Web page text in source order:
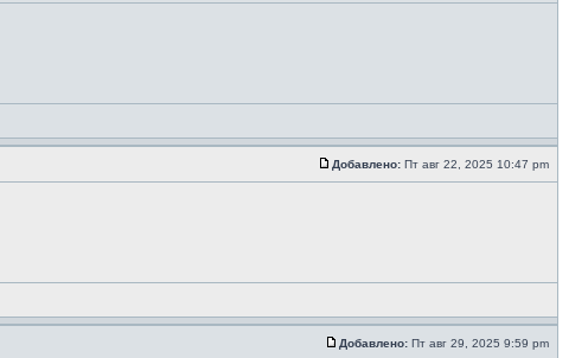
Добавлено: Пт авг 22, 2025 10:47 pm
Добавлено: Пт авг 29, 2025 9:59 pm